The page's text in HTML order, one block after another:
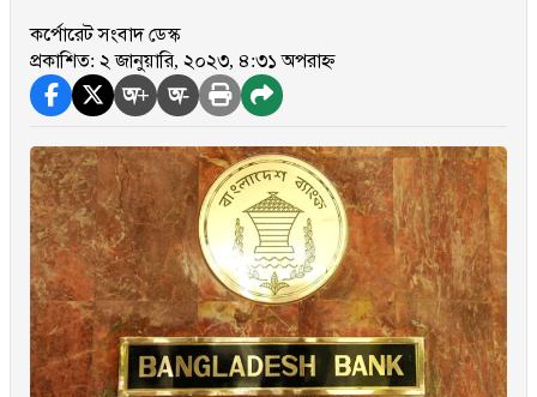
কর্পোরেট সংবাদ ডেস্ক
প্রকাশিত: ২ জানুয়ারি, ২০২৩, ৪:৩১ অপরাহ্ন
অ+ অ-